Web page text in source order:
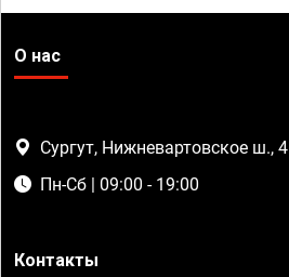
О нас
Сургут, Нижневартовское ш., 4
Пн-Сб | 09:00 - 19:00
Контакты